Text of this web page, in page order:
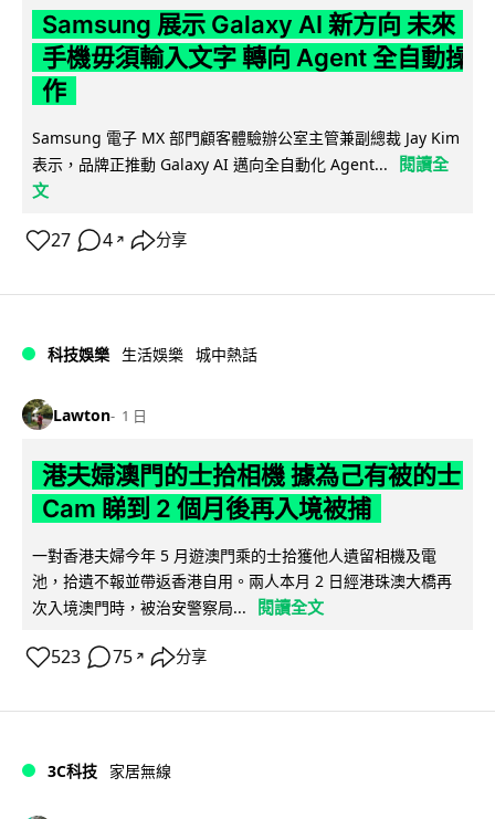
Samsung 展示 Galaxy AI 新方向 未來
手機毋須輸入文字 轉向 Agent 全自動操
作
Samsung 電子 MX 部門顧客體驗辦公室主管兼副總裁 Jay Kim
表示，品牌正推動 Galaxy AI 邁向全自動化 Agent...
閱讀全
文
27 4 ↗ 分享
科技娛樂 生活娛樂 城中熱話
Lawton 1 日
港夫婦澳門的士拾相機 據為己有被的士
Cam 睇到 2 個月後再入境被捕
一對香港夫婦今年 5 月遊澳門乘的士拾獲他人遺留相機及電
池，拾遺不報並帶返香港自用。兩人本月 2 日經港珠澳大橋再
次入境澳門時，被治安警察局...
閱讀全文
523 75 ↗ 分享
3C科技 家居無線